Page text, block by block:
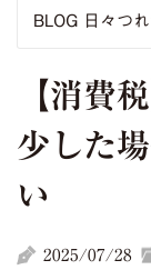
BLOG 日々つ
【消費
少した
い
2025/07/28